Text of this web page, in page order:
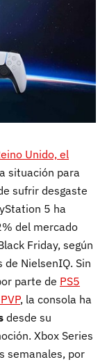
Unido, el
situación para
sufrir desgaste
5 ha
del mercado
Friday, según
de NielsenIQ. Sin
parte de PS5
, la consola ha
desde su
Xbox Series
semanales, por